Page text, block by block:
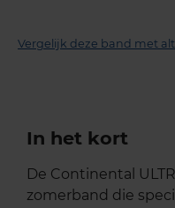
Vergelijk deze band met
In het kort
De Continental
zomerband die